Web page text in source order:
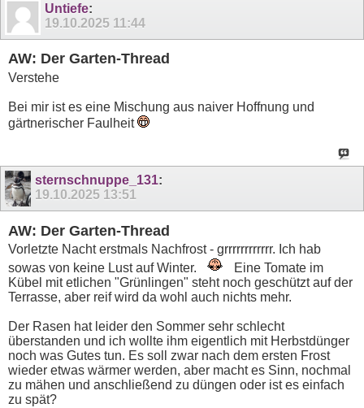
Untiefe:
19.10.2025 11:44
AW: Der Garten-Thread
Verstehe
Bei mir ist es eine Mischung aus naiver Hoffnung und
gärtnerischer Faulheit
sternschnuppe_131:
19.10.2025 13:51
AW: Der Garten-Thread
Vorletzte Nacht erstmals Nachfrost - grrrrrrrrrrrr. Ich hab
sowas von keine Lust auf Winter.
Eine Tomate im
Kübel mit etlichen "Grünlingen" steht noch geschützt auf der
Terrasse, aber reif wird da wohl auch nichts mehr.
Der Rasen hat leider den Sommer sehr schlecht
überstanden und ich wollte ihm eigentlich mit Herbstdünger
noch was Gutes tun. Es soll zwar nach dem ersten Frost
wieder etwas wärmer werden, aber macht es Sinn, nochmal
zu mähen und anschließend zu düngen oder ist es einfach
zu spät?